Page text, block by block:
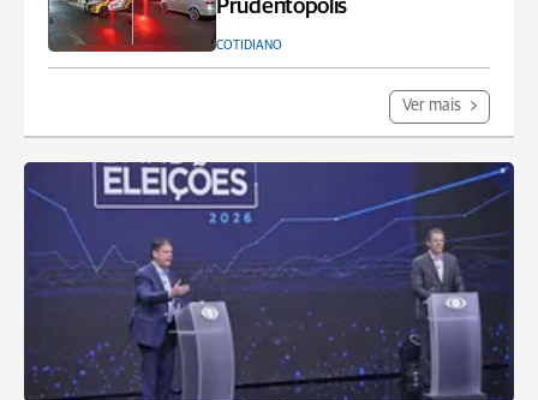
Prudentópolis
COTIDIANO
Ver mais